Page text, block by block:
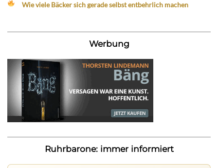
Wie viele Bäcker sich gerade selbst entbehrlich machen
Werbung
Ruhrbarone: immer informiert